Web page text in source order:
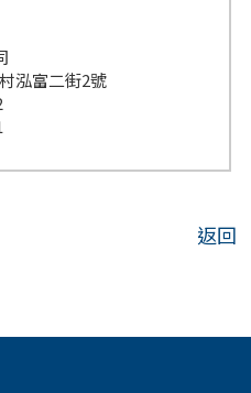
泓富二街2號
返回